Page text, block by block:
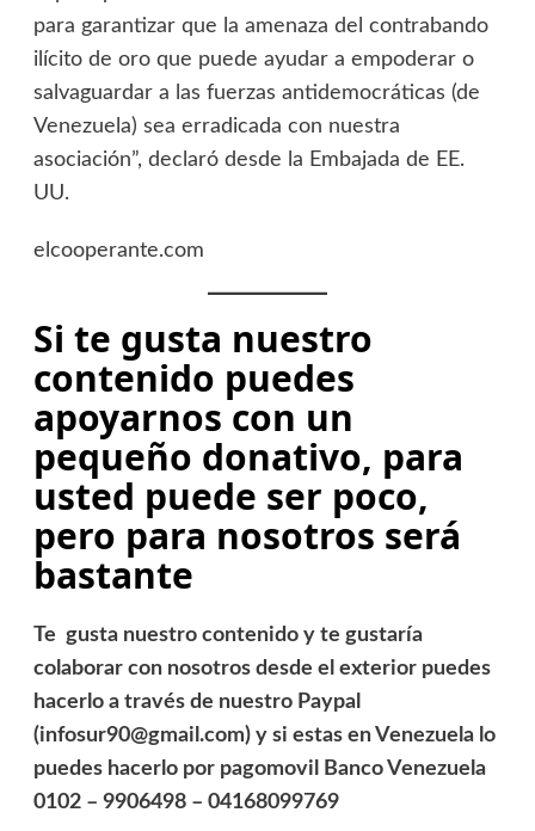
para garantizar que la amenaza del contrabando
ilícito de oro que puede ayudar a empoderar o
salvaguardar a las fuerzas antidemocráticas (de
Venezuela) sea erradicada con nuestra
asociación”, declaró desde la Embajada de EE.
UU.
elcooperante.com
Si te gusta nuestro
contenido puedes
apoyarnos con un
pequeño donativo, para
usted puede ser poco,
pero para nosotros será
bastante
Te gusta nuestro contenido y te gustaría
colaborar con nosotros desde el exterior puedes
hacerlo a través de nuestro Paypal
(infosur90@gmail.com) y si estas en Venezuela lo
puedes hacerlo por pagomovil Banco Venezuela
0102 – 9906498 – 04168099769